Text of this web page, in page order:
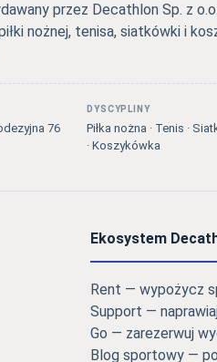
przez Decathlon Sp. z
nożnej, tenisa, siatkówki i
76
DYSCYPLINY
Piłka nożna · Tenis ·
· Koszykówka
Ekosystem
Rent — wypożycz
Support —
Go — zarezerwuj
Blog sportowy —